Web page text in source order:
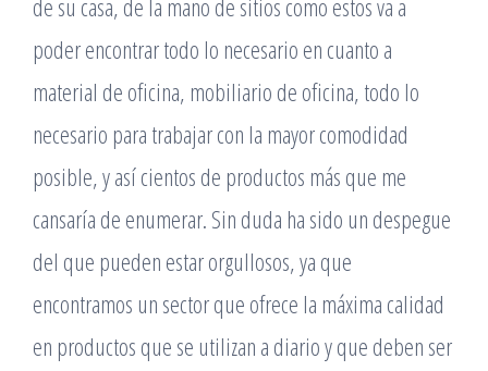
de su casa, de la mano de sitios como estos va a
poder encontrar todo lo necesario en cuanto a
material de oficina, mobiliario de oficina, todo lo
necesario para trabajar con la mayor comodidad
posible, y así cientos de productos más que me
cansaría de enumerar. Sin duda ha sido un despegue
del que pueden estar orgullosos, ya que
encontramos un sector que ofrece la máxima calidad
en productos que se utilizan a diario y que deben ser